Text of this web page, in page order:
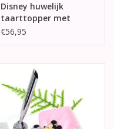
Disney huwelijk
taarttopper met
Mickey en Minnie
€56,95